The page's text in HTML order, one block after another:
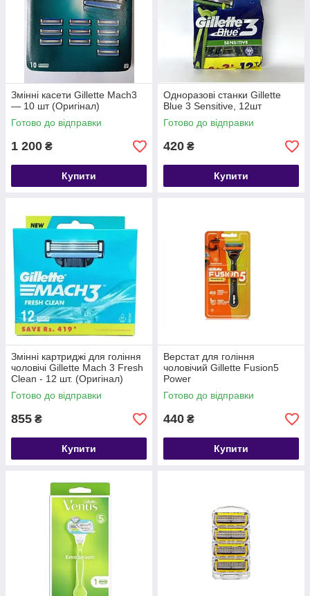
Змінні касети Gillette Mach3
— 10 шт (Оригінал)
Готово до відправки
1 200 ₴
Купити
Одноразові станки Gillette
Blue 3 Sensitive, 12шт
Готово до відправки
420 ₴
Купити
Змінні картриджі для гоління
чоловічі Gillette Mach 3 Fresh
Clean - 12 шт. (Оригінал)
Готово до відправки
855 ₴
Купити
Верстат для гоління
чоловічий Gillette Fusion5
Power
Готово до відправки
440 ₴
Купити